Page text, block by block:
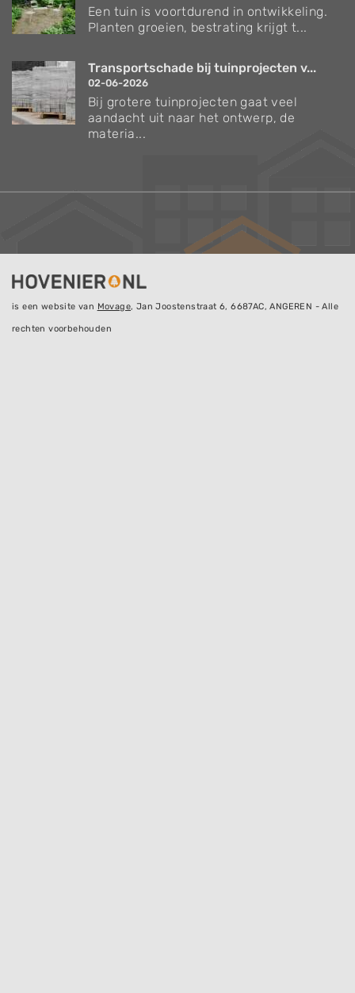
Een tuin is voortdurend in ontwikkeling.
Planten groeien, bestrating krijgt t...
Transportschade bij tuinprojecten v...
02-06-2026
Bij grotere tuinprojecten gaat veel
aandacht uit naar het ontwerp, de
materia...
is een website van Movage, Jan Joostenstraat 6, 6687AC, ANGEREN - Alle
rechten voorbehouden